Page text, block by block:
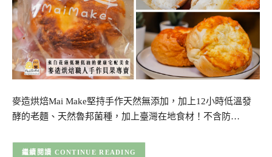
麥造烘焙Mai Make堅持手作天然無添加，加上12小時低溫發
酵的老麵、天然魯邦菌種，加上臺灣在地食材！不含防…
CONTINUE READING